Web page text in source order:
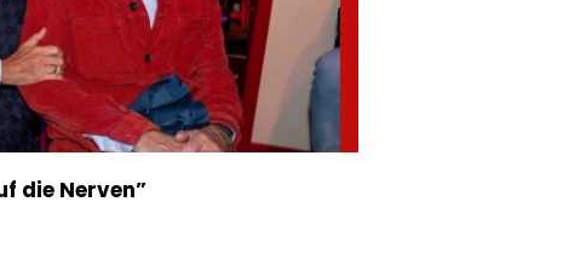
die Nerven”